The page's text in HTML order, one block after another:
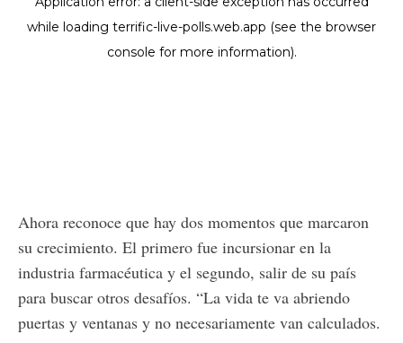
Ahora reconoce que hay dos momentos que marcaron
su crecimiento. El primero fue incursionar en la
industria farmacéutica y el segundo, salir de su país
para buscar otros desafíos. “La vida te va abriendo
puertas y ventanas y no necesariamente van calculados.